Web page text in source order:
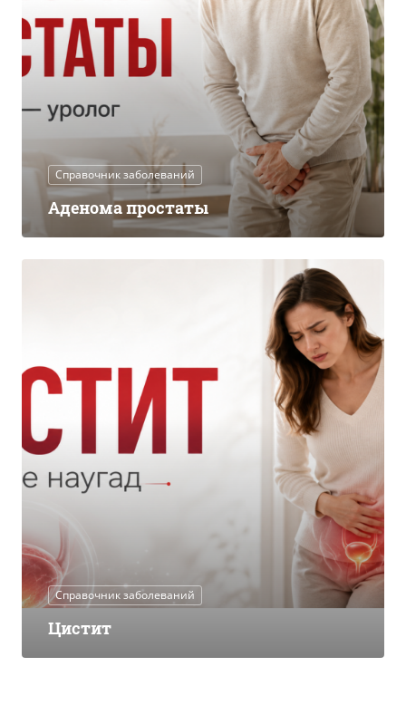
Справочник заболеваний
Аденома простаты
Справочник заболеваний
Цистит